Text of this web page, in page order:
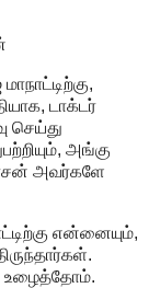
டாக்டர்
செய்து
அங்கு
அவர்களே
என்னையும்,
உழைத்தோம்.